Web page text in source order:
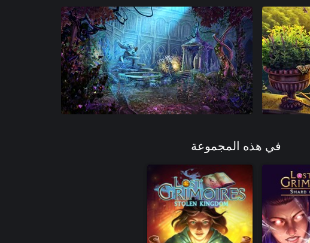
في هذه المجموعة